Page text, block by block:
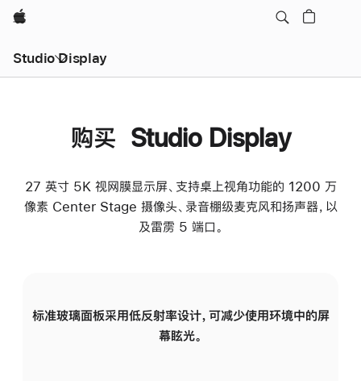
Apple
Studio Display
购买 Studio Display
27 英寸 5K 视网膜显示屏、支持桌上视角功能的 1200 万
像素 Center Stage 摄像头、录音棚级麦克风和扬声器，以
及雷雳 5 端口。
标准玻璃面板采用低反射率设计，可减少使用环境中的屏
幕眩光。